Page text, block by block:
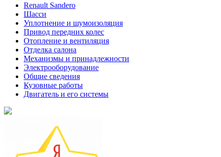
Renault Sandero
Шасси
Уплотнение и шумоизоляция
Привод передних колес
Отопление и вентиляция
Отделка салона
Механизмы и принадлежности
Электрооборудование
Общие сведения
Кузовные работы
Двигатель и его системы